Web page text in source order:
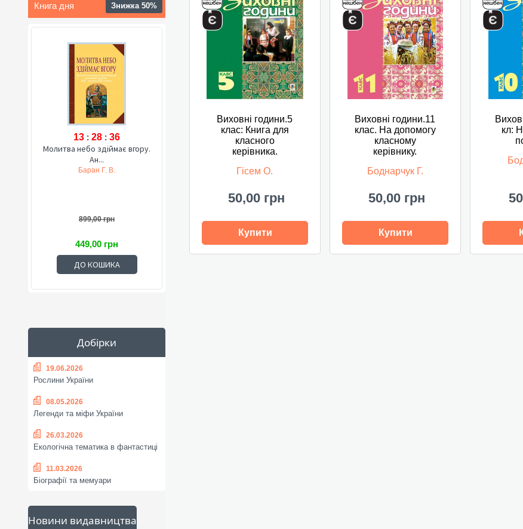
Книга дня Знижка 50%
13 : 28 : 35
Молитва небо здіймає вгору.
Ан...
Баран Г. В.
899,00 грн
449,00 грн
ДО КОШИКА
Добірки
19.06.2026
Рослини України
08.05.2026
Легенди та міфи України
26.03.2026
Екологічна тематика в фантастиці
11.03.2026
Біографії та мемуари
Новини видавництва
Виховні години.5
клас: Книга для
класного
керівника.
Гісем О.
50,00 грн
Купити
Виховні години.11
клас. На допомогу
класному
керівнику.
Боднарчук Г.
50,00 грн
Купити
кл: